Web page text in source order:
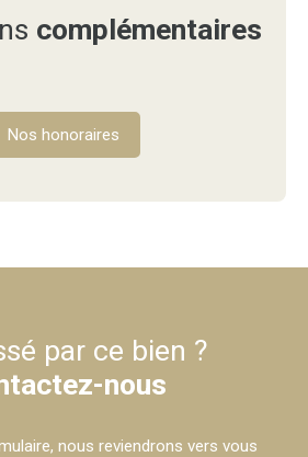
complémentaires
Nos honoraires
par ce bien ?
nous
nous reviendrons vers vous